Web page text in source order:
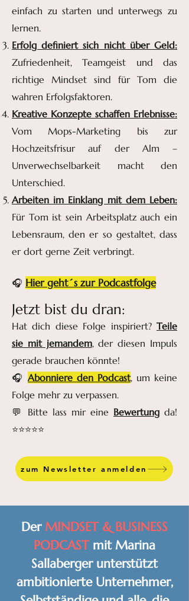
einfach zu starten und unterwegs zu
lernen.
Erfolg definiert sich nicht über Geld:
Zufriedenheit, Teamgeist und das
richtige Mindset sind für Tom die
wahren Erfolgsfaktoren.
Kreative Konzepte schaffen Erlebnisse:
Vom Mops-Marketing bis zur
Hochzeitsfrisur auf der Alm –
Unverwechselbarkeit macht den
Unterschied.
Arbeiten im Einklang mit dem Leben:
Für Tom ist sein Arbeitsplatz auch ein
Lebensraum, den er so gestaltet, dass
er dort gerne Zeit verbringt.
🎧 Hier geht´s zur Podcastfolge
Jetzt bist du dran:
Hat dich diese Folge inspiriert? Teile
sie mit jemandem, der diesen Impuls
gerade brauchen könnte!
🎧 Abonniere den Podcast, um keine
Folge mehr zu verpassen.
💬 Bitte lass mir eine Bewertung da!
⭐️⭐️⭐️⭐️⭐️
zum Newsletter anmelden
Der MINDSET & BUSINESS
PODCAST mit Marina
Sallaberger unterstützt
ambitionierte Unternehmer,